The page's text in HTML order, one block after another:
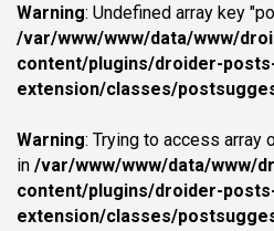
Warning: Undefined array key
/var/www/www/data/www/
content/plugins/droider-
extension/classes/
Warning: Trying to access
in /var/www/www/data/www/
content/plugins/droider-
extension/classes/